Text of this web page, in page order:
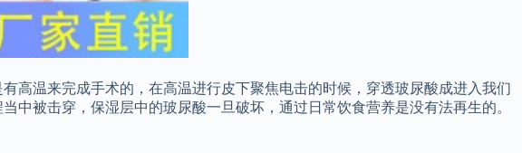
高温来完成手术的，在高温进行皮下聚焦电击的时候，穿透玻尿酸成进入我们
中被击穿，保湿层中的玻尿酸一旦破坏，通过日常饮食营养是没有法再生的。